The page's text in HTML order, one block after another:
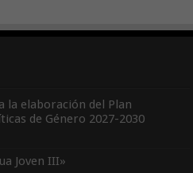
la elaboración del Plan
de Género 2027-2030
Joven III»